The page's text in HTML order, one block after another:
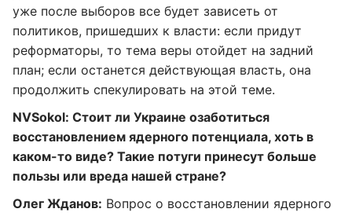
уже после выборов все будет зависеть от
политиков, пришедших к власти: если придут
реформаторы, то тема веры отойдет на задний
план; если останется действующая власть, она
продолжить спекулировать на этой теме.
NVSokol: Стоит ли Украине озаботиться
восстановлением ядерного потенциала, хоть в
каком-то виде? Такие потуги принесут больше
пользы или вреда нашей стране?
Олег Жданов: Вопрос о восстановлении ядерного